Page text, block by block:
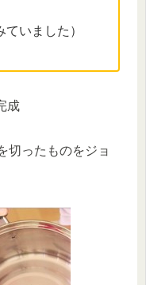
いました）
成
切ったものをジョ